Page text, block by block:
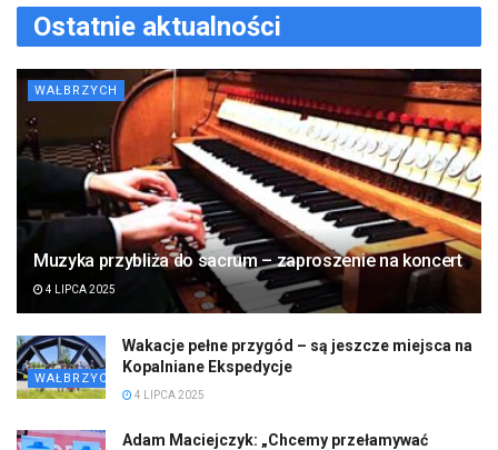
Ostatnie aktualności
WAŁBRZYCH
Muzyka przybliża do sacrum – zaproszenie na koncert
4 LIPCA 2025
WAŁBRZYCH
Wakacje pełne przygód – są jeszcze miejsca na
Kopalniane Ekspedycje
4 LIPCA 2025
Adam Maciejczyk: „Chcemy przełamywać